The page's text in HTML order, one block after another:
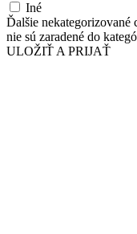
Iné
Ďalšie nekategorizované
nie sú zaradené do
ULOŽIŤ A PRIJAŤ